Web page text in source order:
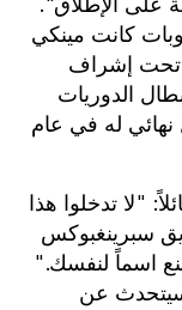
على الإطلاق".
كانت مينكي
تحت إشراف
الدوريات
نهائي له في عام
"لا تدخلوا هذا
سبرينغبوكس
اسماً لنفسك."
عن